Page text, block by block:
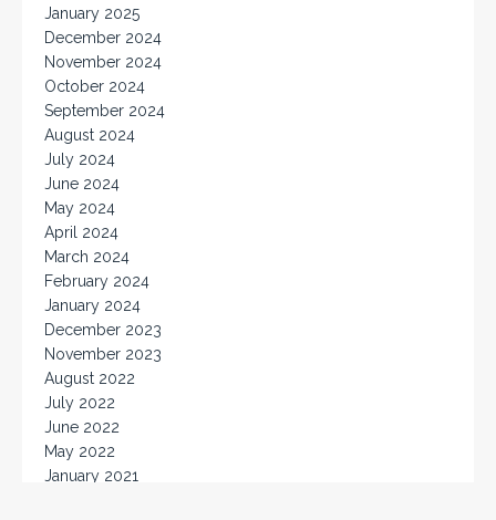
January 2025
December 2024
November 2024
October 2024
September 2024
August 2024
July 2024
June 2024
May 2024
April 2024
March 2024
February 2024
January 2024
December 2023
November 2023
August 2022
July 2022
June 2022
May 2022
January 2021